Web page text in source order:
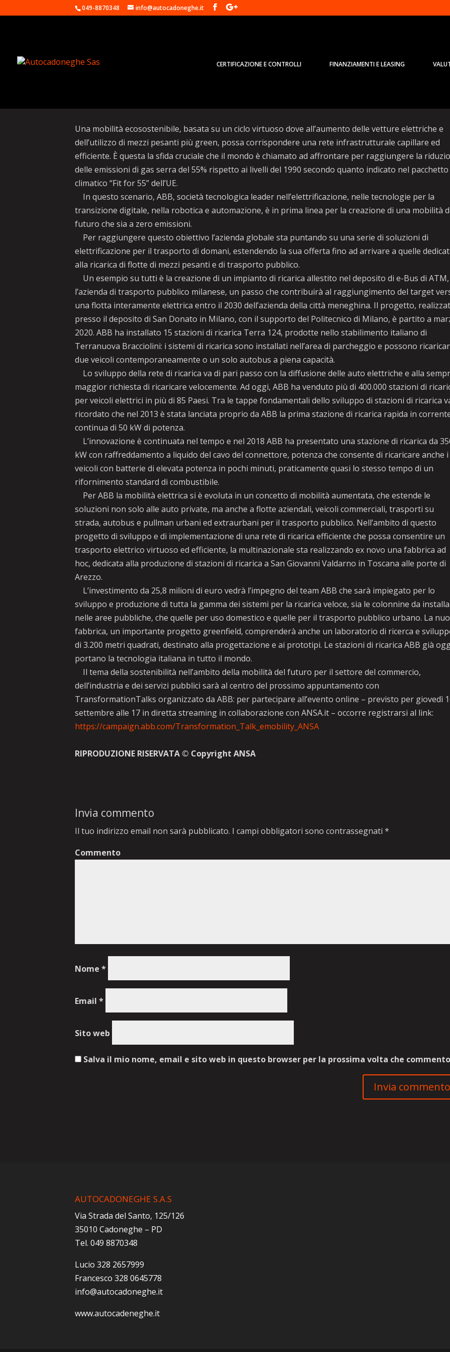
049-8870348 info@autocadoneghe.it
CERTIFICAZIONE E CONTROLLI FINANZIAMENTI E LEASING
Una mobilità ecosostenibile, basata su un ciclo virtuoso dove all’aumento delle vetture elettriche e
dell’utilizzo di mezzi pesanti più green, possa corrispondere una rete infrastrutturale capillare ed
efficiente. È questa la sfida cruciale che il mondo è chiamato ad affrontare per raggiungere la
delle emissioni di gas serra del 55% rispetto ai livelli del 1990 secondo quanto indicato nel pacchetto
climatico “Fit for 55” dell’UE.
In questo scenario, ABB, società tecnologica leader nell’elettrificazione, nelle tecnologie per la
transizione digitale, nella robotica e automazione, è in prima linea per la creazione di una mobilità
futuro che sia a zero emissioni.
Per raggiungere questo obiettivo l’azienda globale sta puntando su una serie di soluzioni di
elettrificazione per il trasporto di domani, estendendo la sua offerta fino ad arrivare a quelle
alla ricarica di flotte di mezzi pesanti e di trasporto pubblico.
Un esempio su tutti è la creazione di un impianto di ricarica allestito nel deposito di e-Bus di ATM,
l’azienda di trasporto pubblico milanese, un passo che contribuirà al raggiungimento del target
una flotta interamente elettrica entro il 2030 dell’azienda della città meneghina. Il progetto,
presso il deposito di San Donato in Milano, con il supporto del Politecnico di Milano, è partito a
2020. ABB ha installato 15 stazioni di ricarica Terra 124, prodotte nello stabilimento italiano di
Terranuova Bracciolini: i sistemi di ricarica sono installati nell’area di parcheggio e possono
due veicoli contemporaneamente o un solo autobus a piena capacità.
Lo sviluppo della rete di ricarica va di pari passo con la diffusione delle auto elettriche e alla
maggior richiesta di ricaricare velocemente. Ad oggi, ABB ha venduto più di 400.000 stazioni di
per veicoli elettrici in più di 85 Paesi. Tra le tappe fondamentali dello sviluppo di stazioni di ricarica
ricordato che nel 2013 è stata lanciata proprio da ABB la prima stazione di ricarica rapida in
continua di 50 kW di potenza.
L’innovazione è continuata nel tempo e nel 2018 ABB ha presentato una stazione di ricarica da
kW con raffreddamento a liquido del cavo del connettore, potenza che consente di ricaricare anche i
veicoli con batterie di elevata potenza in pochi minuti, praticamente quasi lo stesso tempo di un
rifornimento standard di combustibile.
Per ABB la mobilità elettrica si è evoluta in un concetto di mobilità aumentata, che estende le
soluzioni non solo alle auto private, ma anche a flotte aziendali, veicoli commerciali, trasporti su
strada, autobus e pullman urbani ed extraurbani per il trasporto pubblico. Nell’ambito di questo
progetto di sviluppo e di implementazione di una rete di ricarica efficiente che possa consentire un
trasporto elettrico virtuoso ed efficiente, la multinazionale sta realizzando ex novo una fabbrica ad
hoc, dedicata alla produzione di stazioni di ricarica a San Giovanni Valdarno in Toscana alle porte di
Arezzo.
L’investimento da 25,8 milioni di euro vedrà l’impegno del team ABB che sarà impiegato per lo
sviluppo e produzione di tutta la gamma dei sistemi per la ricarica veloce, sia le colonnine da
nelle aree pubbliche, che quelle per uso domestico e quelle per il trasporto pubblico urbano. La
fabbrica, un importante progetto greenfield, comprenderà anche un laboratorio di ricerca e
di 3.200 metri quadrati, destinato alla progettazione e ai prototipi. Le stazioni di ricarica ABB già
portano la tecnologia italiana in tutto il mondo.
Il tema della sostenibilità nell’ambito della mobilità del futuro per il settore del commercio,
dell’industria e dei servizi pubblici sarà al centro del prossimo appuntamento con
TransformationTalks organizzato da ABB: per partecipare all’evento online – previsto per giovedì
settembre alle 17 in diretta streaming in collaborazione con ANSA.it – occorre registrarsi al link:
https://campaign.abb.com/Transformation_Talk_emobility_ANSA
RIPRODUZIONE RISERVATA © Copyright ANSA
Invia commento
Il tuo indirizzo email non sarà pubblicato. I campi obbligatori sono contrassegnati*
Commento
Nome*
Email*
Sito web
Salva il mio nome, email e sito web in questo browser per la prossima volta che
AUTOCADONEGHE S.A.S
Via Strada del Santo, 125/126
35010 Cadoneghe – PD
Tel. 049 8870348
Lucio 328 2657999
Francesco 328 0645778
info@autocadoneghe.it
www.autocadeneghe.it